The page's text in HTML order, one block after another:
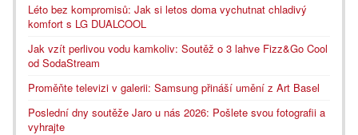
Léto bez kompromisů: Jak si letos doma vychutnat chladivý
komfort s LG DUALCOOL
Jak vzít perlivou vodu kamkoliv: Soutěž o 3 lahve Fizz&Go Cool
od SodaStream
Proměňte televizi v galerii: Samsung přináší umění z Art Basel
Poslední dny soutěže Jaro u nás 2026: Pošlete svou fotografii a
vyhrajte